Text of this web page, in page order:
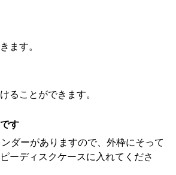
ます。
ることができます。
す
ダーがありますので、外枠にそって
ーディスクケースに入れてくださ